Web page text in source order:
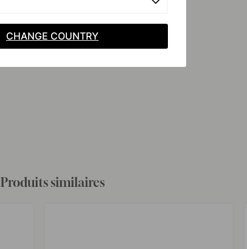
Produits similaires
CHANGE COUNTRY